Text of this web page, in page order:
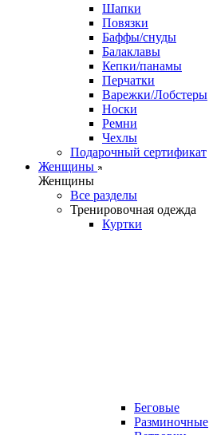
Шапки
Повязки
Баффы/снуды
Балаклавы
Кепки/панамы
Перчатки
Варежки/Лобстеры
Носки
Ремни
Чехлы
Подарочный сертификат
Женщины
Женщины
Все разделы
Тренировочная одежда
Куртки
Беговые
Разминочные